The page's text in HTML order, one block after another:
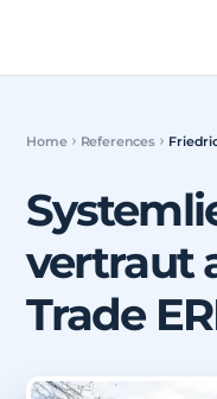
Home References
vertraut
Trade